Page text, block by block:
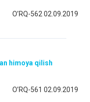
O’RQ-562 02.09.2019
himoya qilish
O’RQ-561 02.09.2019